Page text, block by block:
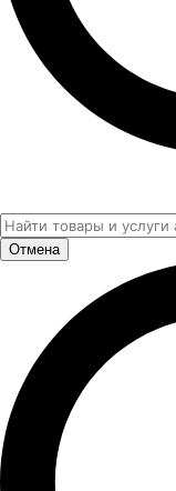
Отмена